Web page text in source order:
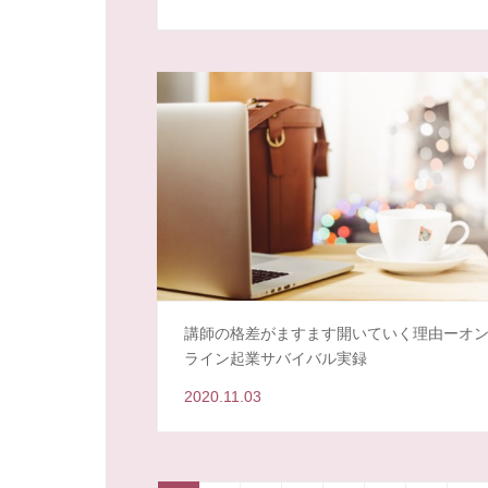
講師の格差がますます開いていく理由ーオン
ライン起業サバイバル実録
2020.11.03